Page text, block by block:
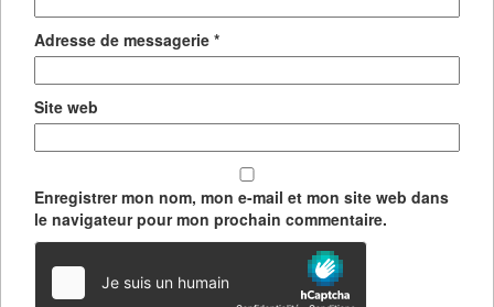
Adresse de messagerie *
Site web
Enregistrer mon nom, mon e-mail et mon site web dans
le navigateur pour mon prochain commentaire.